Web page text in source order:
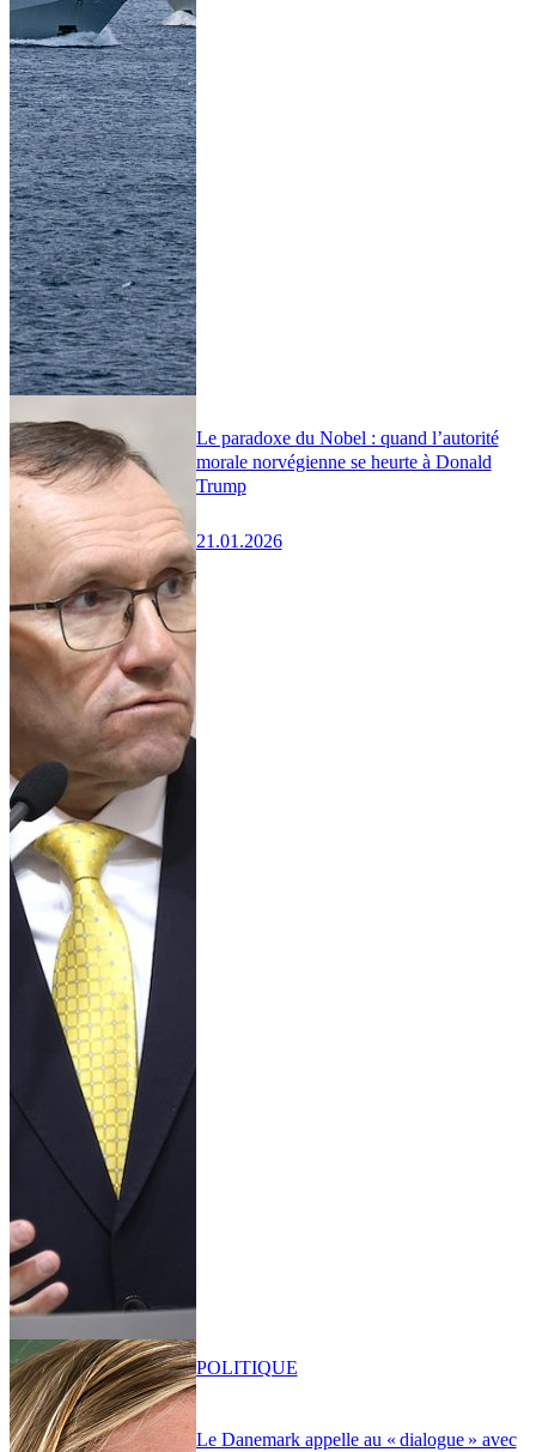
Le paradoxe du Nobel : quand l’autorité
morale norvégienne se heurte à Donald
Trump
21.01.2026
Le Danemark appelle au « dialogue » avec
POLITIQUE